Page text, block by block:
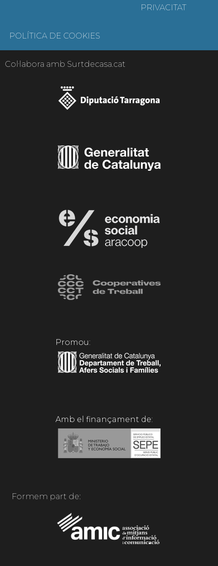
PRIVACITAT
POLÍTICA DE COOKIES
Col·labora amb Surtdecasa.cat
Promou:
Amb el finançament de:
Formem part de: